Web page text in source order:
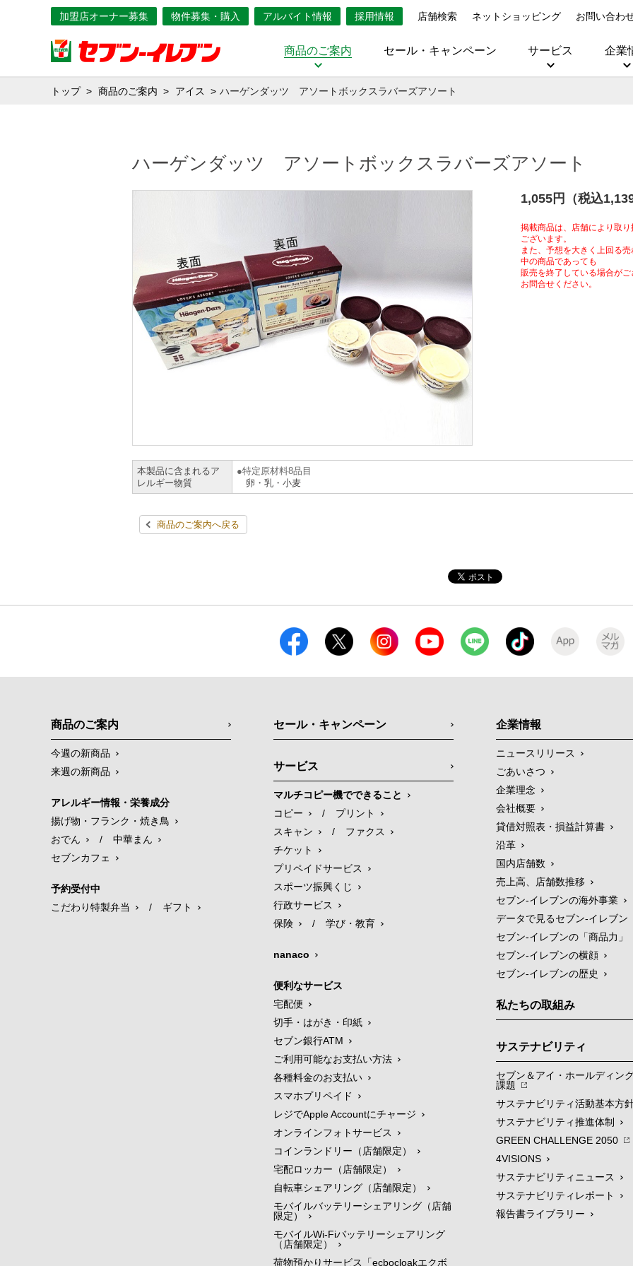
加盟店オーナー募集 物件募集・購入 アルバイト情報 採用情報 店舗検索 ネットショッピング お問い合わ
商品のご案内 セール・キャンペーン サービス 企業
トップ 商品のご案内 アイス ハーゲンダッツ アソートボックスラバーズアソート
ハーゲンダッツ アソートボックスラバーズアソート
1,055円（税込
掲載商品は、店舗により取
ございます。
また、予想を大きく上回る
中の商品であっても
販売を終了している場合が
お問合せください。
本製品に含まれるア
レルギー物質
特定原材料8品目
卵・乳・小麦
商品のご案内へ戻る
商品のご案内
今週の新商品
来週の新商品
アレルギー情報・栄養成分
揚げ物・フランク・焼き鳥
おでん
/
中華まん
セブンカフェ
予約受付中
こだわり特製弁当
/ ギフト
セール・キャンペーン
サービス
マルチコピー機でできること
コピー
/
プリント
スキャン
/
ファクス
チケット
プリペイドサービス
スポーツ振興くじ
行政サービス
保険
/ 学び・教育
nanaco
便利なサービス
宅配便
切手・はがき・印紙
セブン銀行ATM
ご利用可能なお支払い方法
各種料金のお支払い
スマホプリペイド
レジでApple Accountにチャージ
オンラインフォトサービス
コインランドリー（店舗限定）
宅配ロッカー（店舗限定）
自転車シェアリング（店舗限定）
モバイルバッテリーシェアリング（店舗
限定）
モバイルWi-Fiバッテリーシェアリング
（店舗限定）
荷物預かりサービス「ecbocloakエクボ
企業情報
ニュースリリース
ごあいさつ
企業理念
会社概要
貸借対照表・損益計算書
沿革
国内店舗数
売上高、店舗数推移
セブン‐イレブンの海外事業
データで見るセブン‐イレブン
セブン‐イレブンの「商品力」
セブン-イレブンの横顔
セブン-イレブンの歴史
私たちの取組み
サステナビリティ
セブン＆アイ・ホールディン
課題
サステナビリティ活動基本方
サステナビリティ推進体制
GREEN CHALLENGE 2050
4VISIONS
サステナビリティニュース
サステナビリティレポート
報告書ライブラリー